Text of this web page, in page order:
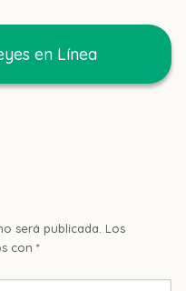
en Línea
será publicada. Los
con *